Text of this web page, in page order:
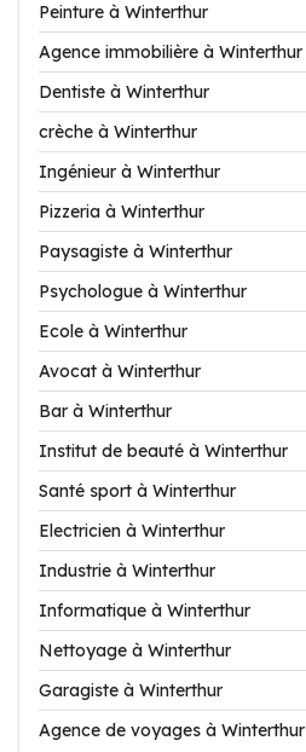
Peinture à Winterthur
Agence immobilière à Winterthur
Dentiste à Winterthur
crèche à Winterthur
Ingénieur à Winterthur
Pizzeria à Winterthur
Paysagiste à Winterthur
Psychologue à Winterthur
Ecole à Winterthur
Avocat à Winterthur
Bar à Winterthur
Institut de beauté à Winterthur
Santé sport à Winterthur
Electricien à Winterthur
Industrie à Winterthur
Informatique à Winterthur
Nettoyage à Winterthur
Garagiste à Winterthur
Agence de voyages à Winterthur